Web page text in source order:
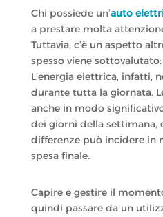
Chi possiede un’auto
a prestare molta
Tuttavia, c’è un aspetto
spesso viene sottovalutato:
L’energia elettrica, infatti,
durante tutta la giornata.
anche in modo
dei giorni della settimana,
differenze può incidere in
spesa finale.
Capire e gestire il
quindi passare da un